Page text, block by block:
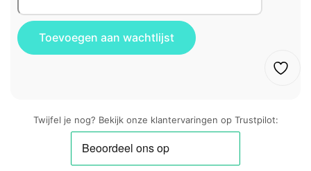
Twijfel je nog? Bekijk onze klantervaringen op Trustpilot: